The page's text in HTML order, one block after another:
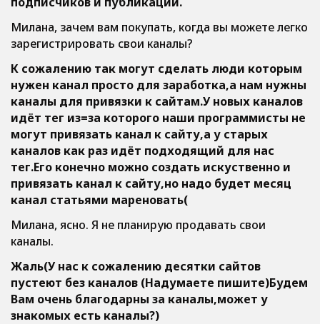
Милана, зачем вам покупать, когда вы можете легко
зарегистрировать свои каналы?
К сожалению так могут сделать люди которым
нужен канал просто для заработка,а нам нужны
каналы для привязки к сайтам.У новых каналов
идёт тег из=за которого наши программисты не
могут привязать канал к сайту,а у старых
каналов как раз идёт подходящий для нас
тег.Его конечно можно создать искуственно и
привязать канал к сайту,но надо будет месяц
канал статьями мареновать(
Милана, ясно. Я не планирую продавать свои
каналы.
Жаль(У нас к сожалению десятки сайтов
пустеют без каналов (Надумаете пишите)Будем
Вам очень благодарны за каналы,может у
знакомых есть каналы?)